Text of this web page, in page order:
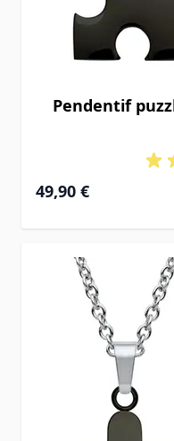
Pendentif
49,90 €